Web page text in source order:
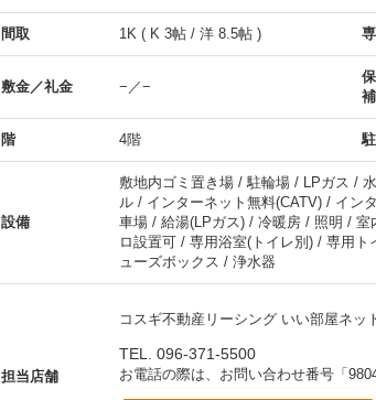
間取 1K ( K 3帖 / 洋 8.5帖 )
敷金／礼金 −／−
階 4階
設備
敷地内ゴミ置き場 / 駐輪場 / LPガス /
ル / インターネット無料(CATV) / イン
車場 / 給湯(LPガス) / 冷暖房 / 照明 /
ロ設置可 / 専用浴室(トイレ別) / 専用
ューズボックス / 浄水器
担当店舗
コスギ不動産リーシング いい部屋ネッ
TEL. 096-371-5500
お電話の際は、お問い合わせ番号「